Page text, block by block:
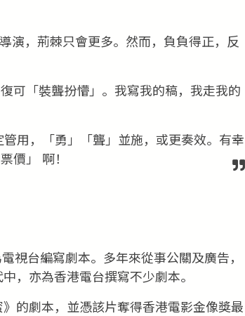
演，荊棘只會更多。然而，負負得正，反
可「裝聾扮懵」。我寫我的稿，我走我的
用，「勇」「聾」並施，或更奏效。有幸
價」 啊！
視台編寫劇本。多年來從事公關及廣告，
，亦為香港電台撰寫不少劇本。
的劇本，並憑該片奪得香港電影金像獎最